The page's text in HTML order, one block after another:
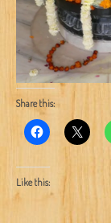
Share this:
Like this: